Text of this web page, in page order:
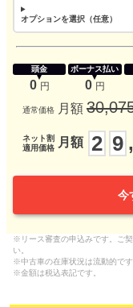
オプションを選択（任意）
頭金
0 円
ボーナス払い
0 円
通常価格 月額
ネット割
適用価格
月額 2 9 ,
今
※リース審査の申込みです。ご
い。
※中古車の在庫状況は流動的で
※金額は税込表記です。